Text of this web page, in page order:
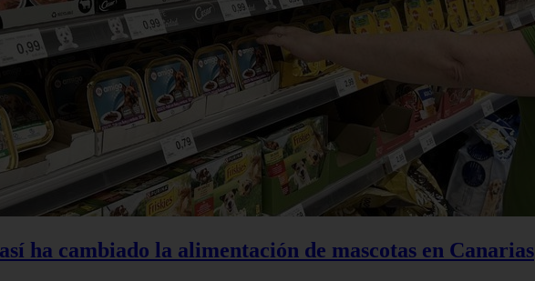
ha cambiado la alimentación de mascotas en Canarias